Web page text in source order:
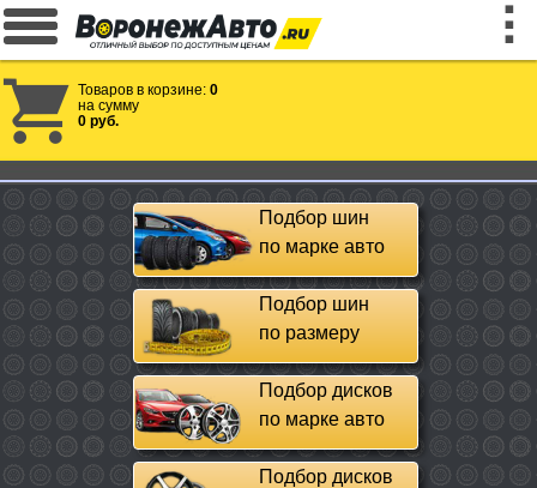
Товаров в корзине: 0
на сумму
0 руб.
Подбор шин
по марке авто
Подбор шин
по размеру
Подбор дисков
по марке авто
Подбор дисков